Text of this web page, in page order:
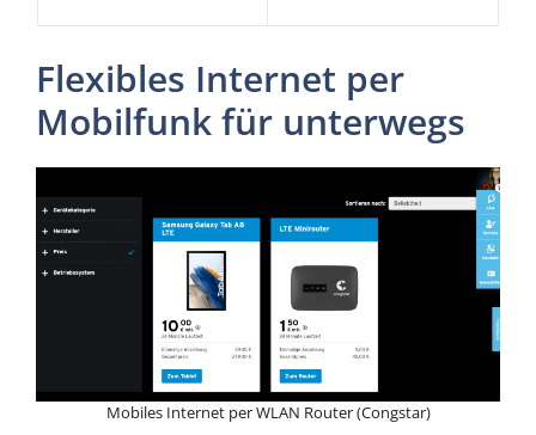
Flexibles Internet per
Mobilfunk für unterwegs
Mobiles Internet per WLAN Router (Congstar)